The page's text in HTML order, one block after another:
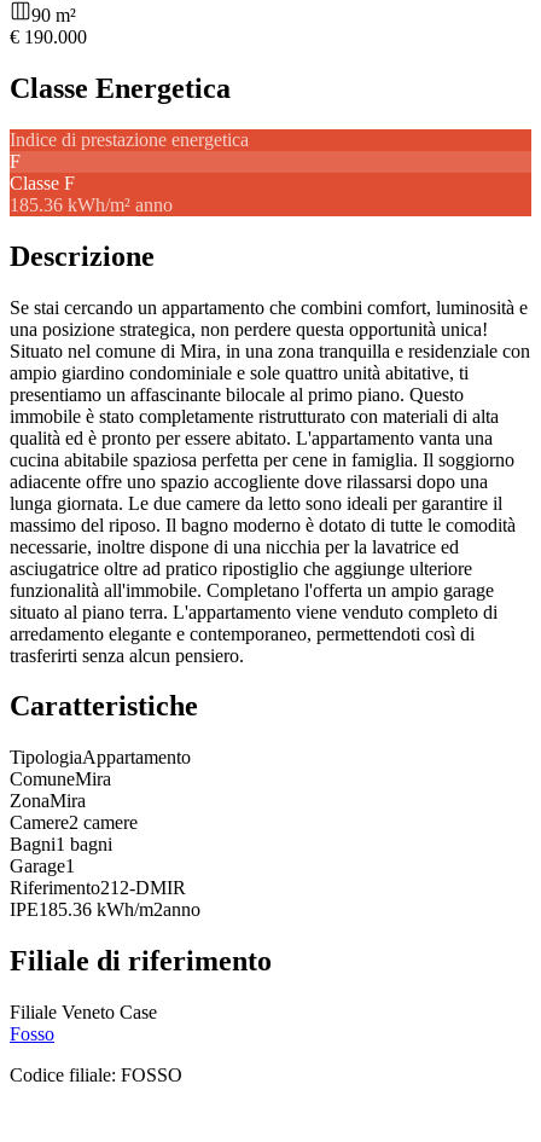
90 m²
€ 190.000
Classe Energetica
Indice di prestazione energetica
F
Classe F
185.36 kWh/m² anno
Descrizione
Se stai cercando un appartamento che combini comfort, luminosità e
una posizione strategica, non perdere questa opportunità unica!
Situato nel comune di Mira, in una zona tranquilla e residenziale con
ampio giardino condominiale e sole quattro unità abitative, ti
presentiamo un affascinante bilocale al primo piano. Questo
immobile è stato completamente ristrutturato con materiali di alta
qualità ed è pronto per essere abitato. L'appartamento vanta una
cucina abitabile spaziosa perfetta per cene in famiglia. Il soggiorno
adiacente offre uno spazio accogliente dove rilassarsi dopo una
lunga giornata. Le due camere da letto sono ideali per garantire il
massimo del riposo. Il bagno moderno è dotato di tutte le comodità
necessarie, inoltre dispone di una nicchia per la lavatrice ed
asciugatrice oltre ad pratico ripostiglio che aggiunge ulteriore
funzionalità all'immobile. Completano l'offerta un ampio garage
situato al piano terra. L'appartamento viene venduto completo di
arredamento elegante e contemporaneo, permettendoti così di
trasferirti senza alcun pensiero.
Caratteristiche
TipologiaAppartamento
ComuneMira
ZonaMira
Camere2 camere
Bagni1 bagni
Garage1
Riferimento212-DMIR
IPE185.36 kWh/m2anno
Filiale di riferimento
Filiale Veneto Case
Fosso
Codice filiale: FOSSO